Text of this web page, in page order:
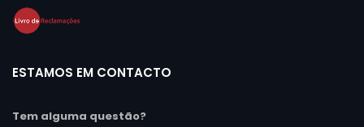
ESTAMOS EM CONTACTO
Tem alguma questão?